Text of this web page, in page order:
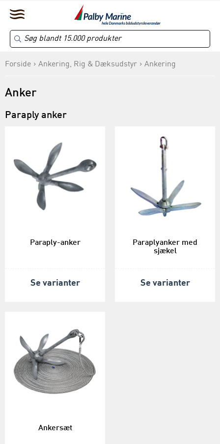
Forside Ankering, Rig & Dæksudstyr Ankering
Anker
Paraply anker
Paraply-anker
Se varianter
Paraplyanker med
sjækel
Se varianter
Ankersæt